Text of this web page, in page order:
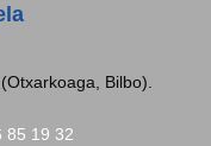
Bilbo).
85 19 32